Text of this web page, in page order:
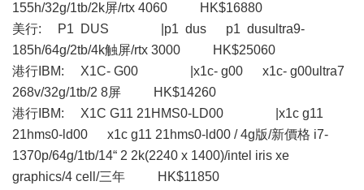
155h/32g/1tb/2k屏/rtx 4060 HK$16880
美行: P1 DUS |p1 dus p1 dusultra9-
185h/64g/2tb/4k触屏/rtx 3000 HK$25060
港行IBM: X1C- G00 |x1c- g00 x1c- g00ultra7
268v/32g/1tb/2 8屏 HK$14260
港行IBM: X1C G11 21HMS0-LD00 |x1c g11
21hms0-ld00 x1c g11 21hms0-ld00 / 4g版/新價格 i7-
1370p/64g/1tb/14“ 2 2k(2240 x 1400)/intel iris xe
graphics/4 cell/三年 HK$11850